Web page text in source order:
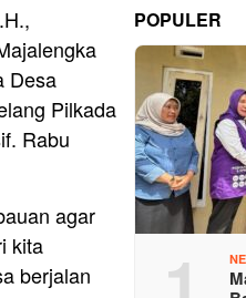
Desa
Pilkada
Rabu
agar
kita
berjalan
POPULER